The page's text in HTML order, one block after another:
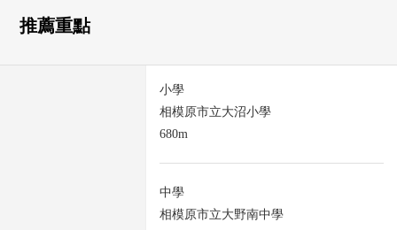
推薦重點
小學
相模原市立大沼小學
680m
中學
相模原市立大野南中學